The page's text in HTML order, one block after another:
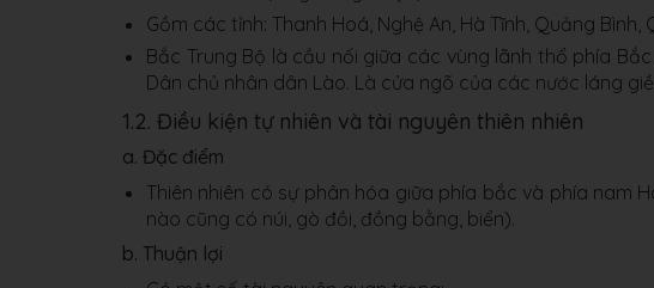
Gồm các tỉnh: Thanh Hoá, Nghệ An, Hà Tĩnh, Quảng Bình,
Bắc Trung Bộ là cầu nối giữa các vùng lãnh thổ phía
Dân chủ nhân dân Lào. Là cửa ngõ của các nước láng
1.2. Điều kiện tự nhiên và tài nguyên thiên nhiên
a. Đặc điểm
Thiên nhiên có sự phân hóa giữa phía bắc và phía nam
nào cũng có núi, gò đồi, đồng bằng, biển).
b. Thuận lợi